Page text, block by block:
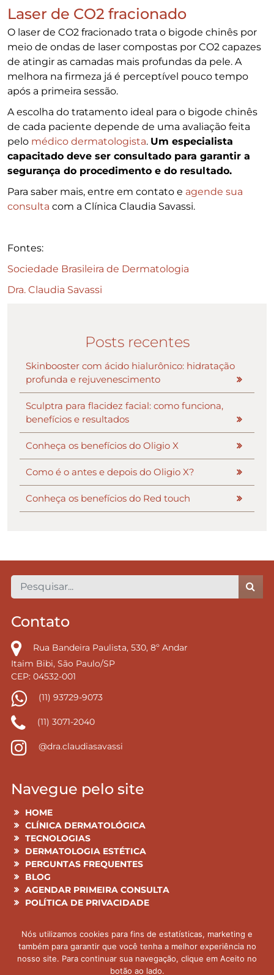
Laser de CO2 fracionado
O laser de CO2 fracionado trata o bigode chinês por
meio de ondas de laser compostas por CO2 capazes
de atingir as camadas mais profundas da pele. A
melhora na firmeza já é perceptível pouco tempo
após a primeira sessão.
A escolha do tratamento ideal para o bigode chinês
de cada paciente depende de uma avaliação feita
pelo médico dermatologista. Um especialista
capacitado deve ser consultado para garantir a
segurança do procedimento e do resultado.
Para saber mais, entre em contato e agende sua
consulta com a Clínica Claudia Savassi.
Fontes:
Sociedade Brasileira de Dermatologia
Dra. Claudia Savassi
Posts recentes
Skinbooster com ácido hialurônico: hidratação
profunda e rejuvenescimento
Sculptra para flacidez facial: como funciona,
benefícios e resultados
Conheça os benefícios do Oligio X
Como é o antes e depois do Oligio X?
Conheça os benefícios do Red touch
Contato
Rua Bandeira Paulista, 530, 8º Andar
Itaim Bibi, São Paulo/SP
CEP: 04532-001
(11) 93729-9073
(11) 3071-2040
@dra.claudiasavassi
Navegue pelo site
HOME
CLÍNICA DERMATOLÓGICA
TECNOLOGIAS
DERMATOLOGIA ESTÉTICA
PERGUNTAS FREQUENTES
BLOG
AGENDAR PRIMEIRA CONSULTA
POLÍTICA DE PRIVACIDADE
Mapa do site
Todas as informações aqui publicadas têm cunho
Nós utilizamos cookies para fins de estatísticas, marketing e
também para garantir que você tenha a melhor experiência no
nosso site. Para continuar sua navegação, clique em Aceito no
botão ao lado.